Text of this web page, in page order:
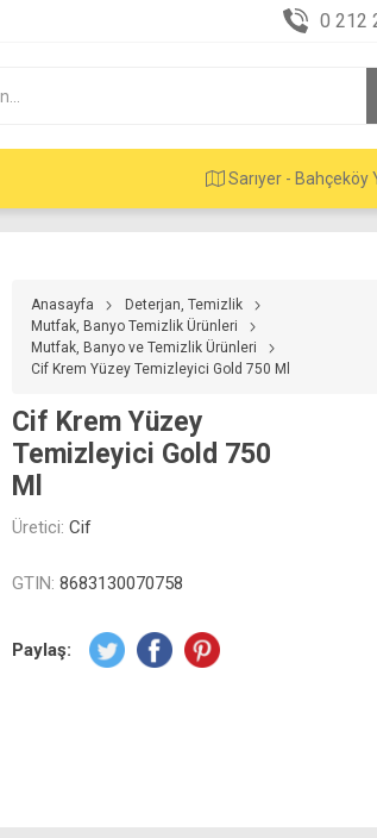
0 212
Sarıyer - Bahçeköy
Anasayfa
Deterjan, Temizlik
Mutfak, Banyo Temizlik Ürünleri
Mutfak, Banyo ve Temizlik Ürünleri
Cif Krem Yüzey Temizleyici Gold 750 Ml
Cif Krem Yüzey
Temizleyici Gold 750
Ml
Üretici: Cif
GTIN: 8683130070758
Paylaş: